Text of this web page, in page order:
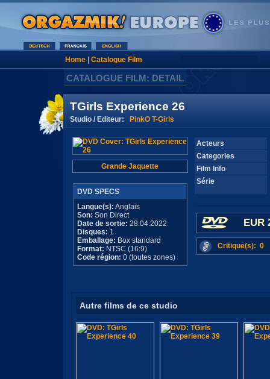
Home| Catalogue Film
CATALOGUE FILM: DETAIL
TGirls Experience 26
Studio / Editeur: PinkO T-Girls
Grande Jaquette
DVD SPECS
Langue(s): Anglais
Son: Son Direct
Date de sortie: 28.04.2022
Disques: 1
Emballage: Box standard
Format: NTSC (16:9)
Code région: 0 (toutes zones)
Acteurs
Categories
Film Info
Série
EUR
Critique(s): 0
Autre films de ce studio